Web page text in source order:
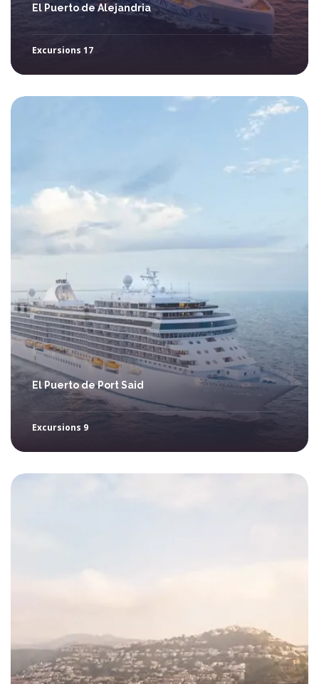
El Puerto de Alejandria
Excursions 17
El Puerto de Port Said
Excursions 9